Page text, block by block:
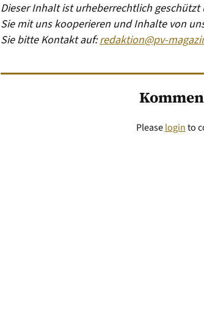
Dieser Inhalt ist urheberrechtlich
Sie mit uns kooperieren und Inhalte von
Sie bitte Kontakt auf:redaktion@pv-
Pleaseloginto